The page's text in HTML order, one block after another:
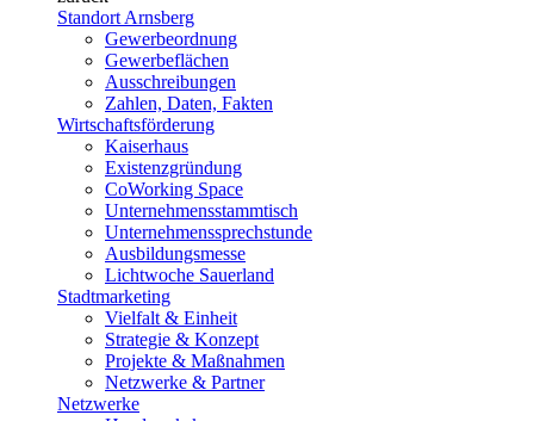
Standort Arnsberg
Gewerbeordnung
Gewerbeflächen
Ausschreibungen
Zahlen, Daten, Fakten
Wirtschaftsförderung
Kaiserhaus
Existenzgründung
CoWorking Space
Unternehmensstammtisch
Unternehmenssprechstunde
Ausbildungsmesse
Lichtwoche Sauerland
Stadtmarketing
Vielfalt & Einheit
Strategie & Konzept
Projekte & Maßnahmen
Netzwerke & Partner
Netzwerke